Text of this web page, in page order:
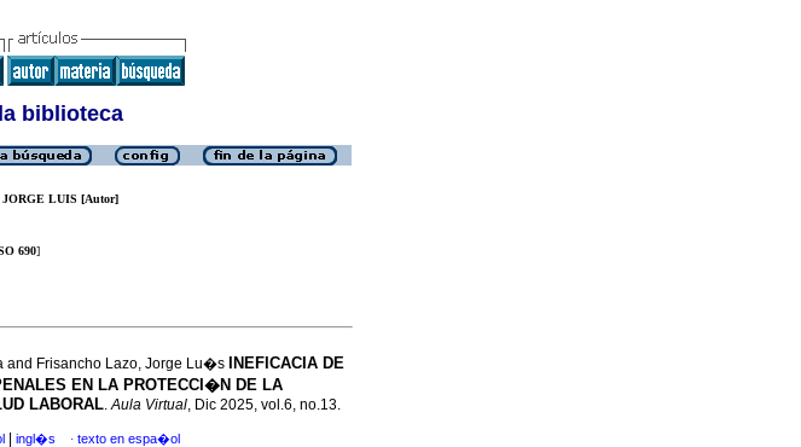
biblioteca
LUIS [Autor]
690]
and Frisancho Lazo, Jorge Lu�s
INEFICACIA DE
EN LA PROTECCI�N DE LA
LABORAL.Aula Virtual, Dic 2025, vol.6, no.13.
ingl�s · texto en espa�ol